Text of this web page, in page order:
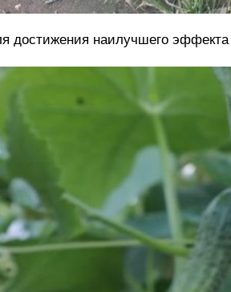
достижения наилучшего эффекта